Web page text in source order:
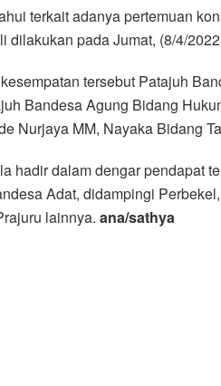
terkait adanya pertemuan
dilakukan pada Jumat, (8/4/
tersebut Patajuh
Bandesa Agung Bidang
Nurjaya MM, Nayaka Bidang
hadir dalam dengar pendapat
Adat, didampingi
lainnya. ana/sathya